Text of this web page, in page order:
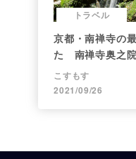
トラベル
京都・南禅寺の
た 南禅寺奥之
こすもす
2021/09/26